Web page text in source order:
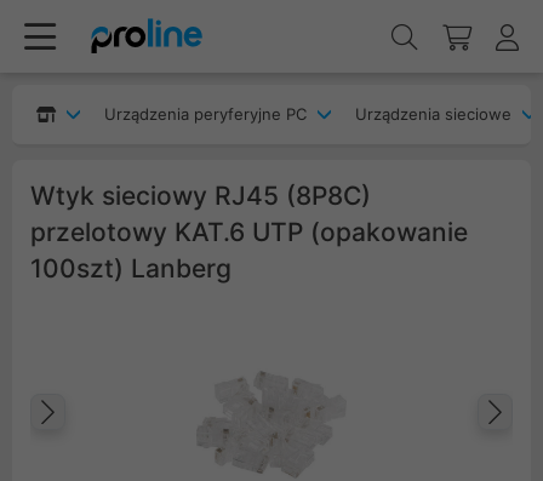
Urządzenia peryferyjne PC Urządzenia sieciowe
Wtyk sieciowy RJ45 (8P8C)
przelotowy KAT.6 UTP (opakowanie
100szt) Lanberg
Poprzedni